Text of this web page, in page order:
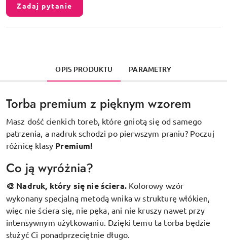
Zadaj pytanie
OPIS PRODUKTU PARAMETRY
Torba premium z pięknym wzorem
Masz dość cienkich toreb, które gniotą się od samego
patrzenia, a nadruk schodzi po pierwszym praniu? Poczuj
różnicę klasy Premium!
Co ją wyróżnia?
🎨 Nadruk, który się nie ściera. Kolorowy wzór
wykonany specjalną metodą wnika w strukturę włókien,
więc nie ściera się, nie pęka, ani nie kruszy nawet przy
intensywnym użytkowaniu. Dzięki temu ta torba będzie
służyć Ci ponadprzeciętnie długo.